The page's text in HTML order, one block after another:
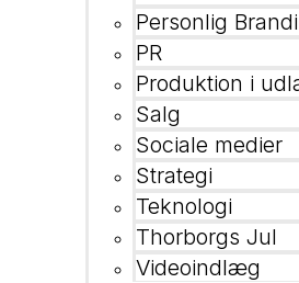
Personlig
PR
Produktion i
Salg
Sociale medier
Strategi
Teknologi
Thorborgs Jul
Videoindlæg